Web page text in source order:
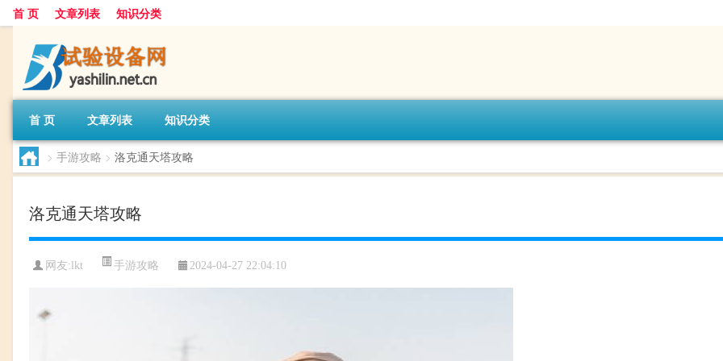
首 页 文章列表 知识分类
首 页 文章列表 知识分类
> 手游攻略 > 洛克通天塔攻略
洛克通天塔攻略
网友: lkt 手游攻略 2024-04-27 22:04:10